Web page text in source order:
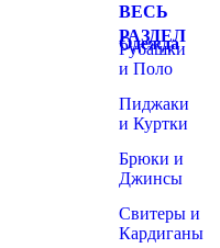
ВЕСЬ
РАЗДЕЛ
Одежда
Рубашки
и Поло
Пиджаки
и Куртки
Брюки и
Джинсы
Свитеры и
Кардиганы